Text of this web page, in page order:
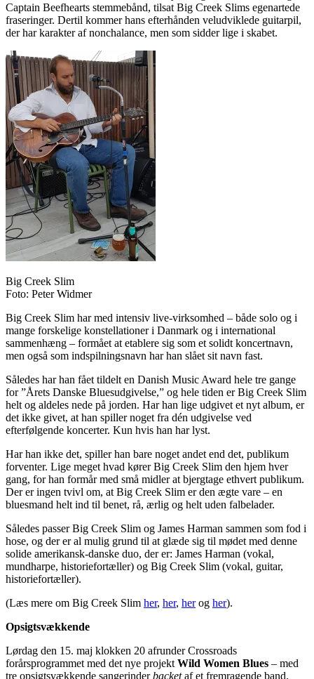
Captain Beefhearts stemmebånd, tilsat Big Creek Slims egenartede
fraseringer. Dertil kommer hans efterhånden veludviklede guitarpil,
der har karakter af nonchalance, men som sidder lige i skabet.
Big Creek Slim
Foto: Peter Widmer
Big Creek Slim har med intensiv live-virksomhed – både solo og i
mange forskelige konstellationer i Danmark og i international
sammenhæng – formået at etablere sig som et solidt koncertnavn,
men også som indspilningsnavn har han slået sit navn fast.
Således har han fået tildelt en Danish Music Award hele tre gange
for ”Årets Danske Bluesudgivelse,” og hele tiden er Big Creek Slim
helt og aldeles nede på jorden. Har han lige udgivet et nyt album, er
det ikke givet, at han spiller noget fra dén udgivelse ved
efterfølgende koncerter. Kun hvis han har lyst.
Har han ikke det, spiller han bare noget andet end det, publikum
forventer. Lige meget hvad kører Big Creek Slim den hjem hver
gang, for han formår med små midler at bjergtage ethvert publikum.
Der er ingen tvivl om, at Big Creek Slim er den ægte vare – en
bluesmand helt ind til benet, rå, ærlig og helt uden falbelader.
Således passer Big Creek Slim og James Harman sammen som fod i
hose, og der er al mulig grund til at glæde sig til mødet med denne
solide amerikansk-danske duo, der er: James Harman (vokal,
mundharpe, historiefortæller) og Big Creek Slim (vokal, guitar,
historiefortæller).
(Læs mere om Big Creek Slim her, her, herog her).
Opsigtsvækkende
Lørdag den 15. maj klokken 20 afrunder Crossroads
forårsprogrammet med det nye projekt Wild Women Blues – med
tre opsigtsvækkende sangerinderbacketaf et fremragende band.